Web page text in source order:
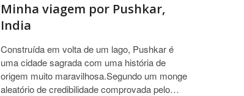
Minha viagem por Pushkar,
India
Construída em volta de um lago, Pushkar é
uma cidade sagrada com uma história de
origem muito maravilhosa.Segundo um monge
aleatório de credibilidade comprovada pelo…